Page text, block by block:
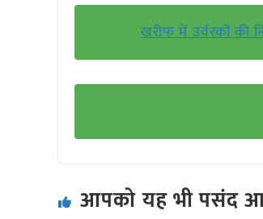
खरीफ में उर्वरकों की
आपको यह भी पसंद